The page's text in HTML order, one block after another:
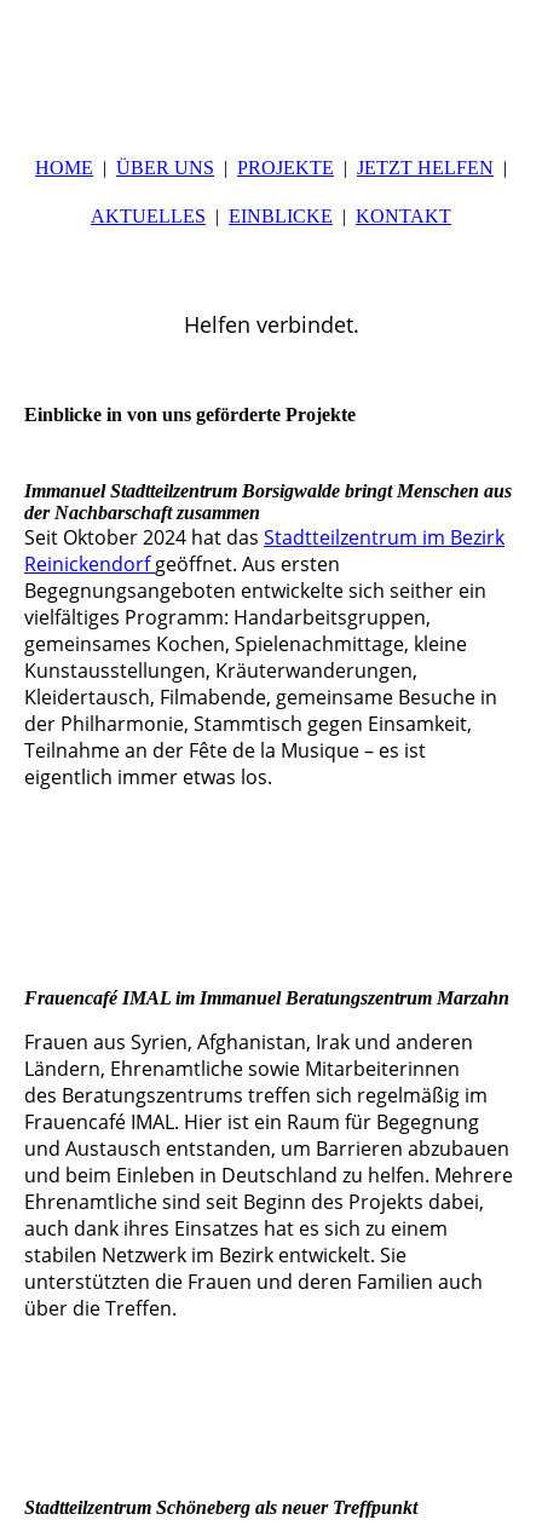
HOME ÜBER UNS PROJEKTE JETZT HELFEN
AKTUELLES EINBLICKE KONTAKT
Helfen verbindet.
Einblicke in von uns geförderte Projekte
Immanuel Stadtteilzentrum Borsigwalde bringt Menschen aus
der Nachbarschaft zusammen
Seit Oktober 2024 hat das Stadtteilzentrum im Bezirk
Reinickendorfgeöffnet. Aus ersten
Begegnungsangeboten entwickelte sich seither ein
vielfältiges Programm: Handarbeitsgruppen,
gemeinsames Kochen, Spielenachmittage, kleine
Kunstausstellungen, Kräuterwanderungen,
Kleidertausch, Filmabende, gemeinsame Besuche in
der Philharmonie, Stammtisch gegen Einsamkeit,
Teilnahme an der Fête de la Musique – es ist
eigentlich immer etwas los.
Frauencafé IMAL im Immanuel Beratungszentrum Marzahn
Frauen aus Syrien, Afghanistan, Irak und anderen
Ländern, Ehrenamtliche sowie Mitarbeiterinnen
des Beratungszentrums treffen sich regelmäßig im
Frauencafé IMAL. Hier ist ein Raum für Begegnung
und Austausch entstanden, um Barrieren abzubauen
und beim Einleben in Deutschland zu helfen. Mehrere
Ehrenamtliche sind seit Beginn des Projekts dabei,
auch dank ihres Einsatzes hat es sich zu einem
stabilen Netzwerk im Bezirk entwickelt. Sie
unterstützten die Frauen und deren Familien auch
über die Treffen.
Stadtteilzentrum Schöneberg als neuer Treffpunkt